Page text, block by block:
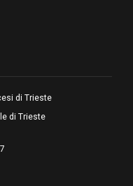
di Trieste
di Trieste